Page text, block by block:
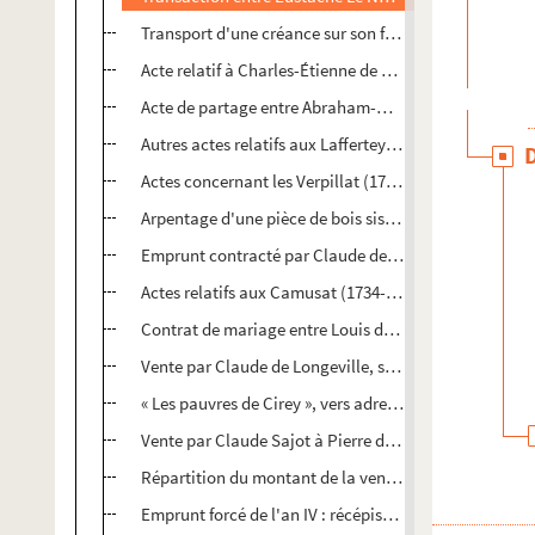
Transport d'une créance sur son fils Pierre, par
Acte relatif à Charles-Étienne de Verpillat, seigneur
Acte de partage entre Abraham-Nicolas de Laffertey
Autres actes relatifs aux Laffertey, de 1748 à l'an IX.
Actes concernant les Verpillat (1745-1768)
Arpentage d'une pièce de bois sise au finage de
Emprunt contracté par Claude de Mauroy, chanoine
Actes relatifs aux Camusat (1734-1808)
Contrat de mariage entre Louis de Bacqua de
Vente par Claude de Longeville, sieur de Bouranton,
« Les pauvres de Cirey », vers adressés à la
Vente par Claude Sajot à Pierre de Richebourg d'une
Répartition du montant de la vente des seigneuries
Emprunt forcé de l'an IV : récépissé délivré au citoyen